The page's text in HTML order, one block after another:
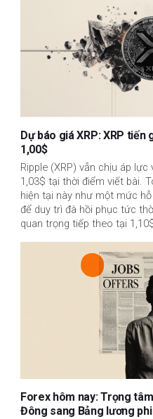
Dự báo giá XRP: XRP
1,00$
Ripple (XRP) vẫn chịu áp
1,03$ tại thời điểm viết bài.
hiện tại này như một mức
để duy trì đà hồi phục tức
quan trọng tiếp theo tại
Forex hôm nay: Trọng
Đông sang Bảng lương